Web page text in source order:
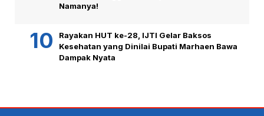
Namanya!
Rayakan HUT ke-28, IJTI Gelar Baksos
Kesehatan yang Dinilai Bupati Marhaen Bawa
Dampak Nyata